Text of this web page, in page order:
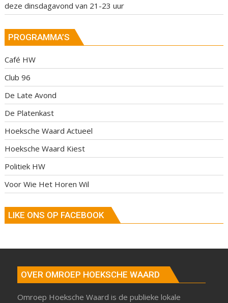
deze dinsdagavond van 21-23 uur
PROGRAMMA’S
Café HW
Club 96
De Late Avond
De Platenkast
Hoeksche Waard Actueel
Hoeksche Waard Kiest
Politiek HW
Voor Wie Het Horen Wil
LIKE ONS OP FACEBOOK
OVER OMROEP HOEKSCHE WAARD
Omroep Hoeksche Waard is de publieke lokale